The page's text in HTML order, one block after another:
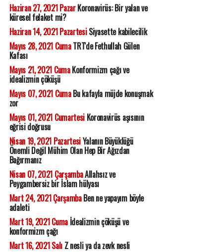
Haziran 27, 2021 PazarKoronavirüs: Bir yalan ve
küresel felaket mi?
Haziran 14, 2021 PazartesiSiyasette kabilecilik
Mayıs 28, 2021 CumaTRT'de Fethullah Gülen
Kafası
Mayıs 21, 2021 CumaKonformizm çağı ve
idealizmin çöküşü
Mayıs 07, 2021 CumaBu kafayla müjde konuşmak
zor
Mayıs 01, 2021 CumartesiKoronavirüs aşısının
eğrisi doğrusu
Nisan 19, 2021 PazartesiYalanın Büyüklüğü
Önemli Değil Mühim Olan Hep Bir Ağızdan
Bağırmanız
Nisan 07, 2021 ÇarşambaAllahsız ve
Peygambersiz bir İslam hülyası
Mart 24, 2021 ÇarşambaBen ne yapayım böyle
adaleti
Mart 19, 2021 Cumaİdealizmin çöküşü ve
konformizm çağı
Mart 16, 2021 SalıZ nesli ya da zevk nesli